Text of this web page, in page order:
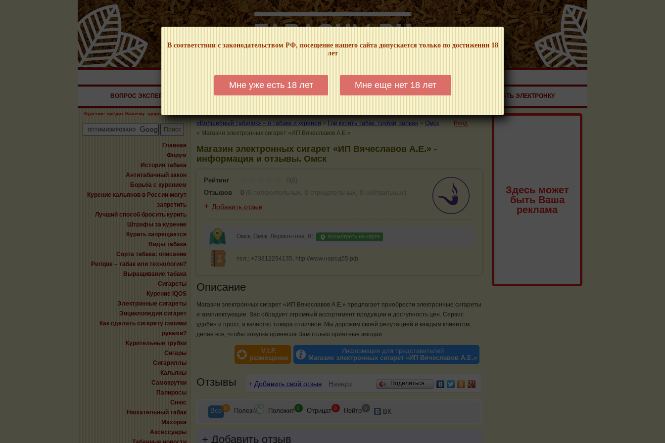
В соответствии с законодательством РФ, посещение нашего сайта допускается только по достижении 18
лет
Мне уже есть 18 лет Мне еще нет 18 лет
НАШ ПОРТАЛ – ИНФОРМАЦИОННЫЙ! МЫ НЕ ЗАНИМАЕМСЯ ПРОДАЖЕЙ И РЕКЛАМОЙ ТАБАЧНОЙ ПРОДУКЦИИ!
ВОПРОС ЭКСПЕРТУ КАЛЬЯНЫ ТРУБКИ ГДЕ КУПИТЬ ГДЕ ПОКУРИТЬ КУРЕНИЕ И ЗДОРОВЬЕ ЗАКАЗАТЬ ЭЛЕКТРОНКУ
Курение вредит Вашему здоровью!
Главная
Форум
История табака
Антитабачный закон
Борьба с курением
Курение кальянов в России могут
запретить
Лучший способ бросить курить
Штрафы за курение
Курить запрещается
Виды табака
Сорта табака: описание
Perique – табак или технология?
Выращивание табака
Сигареты
Курение IQOS
Электронные сигареты
Энциклопедия сигарет
Как сделать сигарету своими
руками?
Курительные трубки
Сигары
Сигариллы
Кальяны
Самокрутки
Папиросы
Снюс
Нюхательный табак
Махорка
Аксессуары
«Волшебный табачок» – о табаке и курении » Где купить табак, трубки, кальян » Омск
» Магазин электронных сигарет «ИП Вячеславов А.Е.»
Вход
Магазин электронных сигарет «ИП Вячеславов А.Е.» -
информация и отзывы. Омск
Рейтинг
0(0)
Отзывов
0 ( 0 положительных 0 отрицательных 0 нейтральных )
+ Добавить отзыв
Омск, Омск, Лермонтова, 81 посмотреть на карте
тел.: +73812294135, http://www.народ55.рф
Описание
Магазин электронных сигарет «ИП Вячеславов А.Е.» предлагает приобрести электронные сигареты
и комплектующие. Вас обрадует огромный ассортимент продукции и доступность цен. Сервис
удобен и прост, а качество товара отличное. Мы дорожим своей репутацией и каждым клиентом,
делая все, чтобы покупка принесла Вам только приятные эмоции.
V.I.P.
размещение
Информация для представителей
Магазин электронных сигарет «ИП Вячеславов А.Е.»
Отзывы + Добавить свой отзыв Наверх Поделиться…
Все 0 Полезн Положит 0 Отрицат 0 Нейтр 0 ВК
+ Добавить отзыв
Здесь может
быть Ваша
реклама